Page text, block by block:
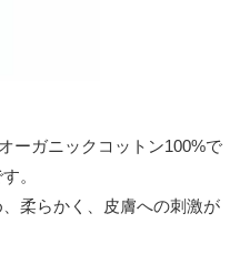
ーガニックコットン100%で
。
柔らかく、皮膚への刺激が